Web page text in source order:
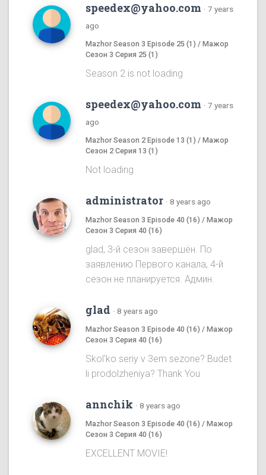
speedex@yahoo.com · 7 years
ago
Mazhor Season 3 Episode 25 (1) / Мажор
Сезон 3 Серия 25 (1)
Season 2 is not loading
speedex@yahoo.com · 7 years
ago
Mazhor Season 2 Episode 13 (1) / Мажор
Сезон 2 Серия 13 (1)
Not loading
administrator · 8 years ago
Mazhor Season 3 Episode 40 (16) / Мажор
Сезон 3 Серия 40 (16)
glad, 3-й сезон завершён. По
заявлению Первого канала, 4-й
сезон не планируется. Админ.
glad · 8 years ago
Mazhor Season 3 Episode 40 (16) / Мажор
Сезон 3 Серия 40 (16)
Skol'ko seriy v 3em sezone? Budet
li prodolzheniya? Thank You
annchik · 8 years ago
Mazhor Season 3 Episode 40 (16) / Мажор
Сезон 3 Серия 40 (16)
EXCELLENT MOVIE!